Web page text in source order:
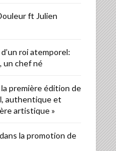
ft Julien
roi atemporel:
un chef né
première édition de
authentique et
artistique »
la promotion de